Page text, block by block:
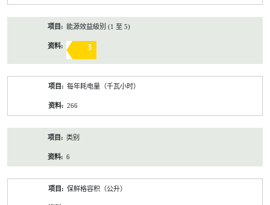
能源效益級別 (1 至 5)
3
每年耗电量（千瓦小时）
266
类别
6
保鲜格容积（公升）